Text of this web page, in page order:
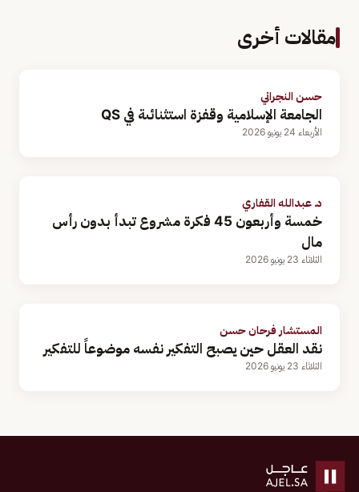
مقالات أخرى
حسن النجراني
الجامعة الإسلامية وقفزة استثنائىة في QS
الأربعاء 24 يونيو 2026
د. عبدالله القفاري
خمسة وأربعون 45 فكرة مشروع تبدأ بدون رأس
مال
الثلاثاء 23 يونيو 2026
المستشار فرحان حسن
نقد العقل حين يصبح التفكير نفسه موضوعاً للتفكير
الثلاثاء 23 يونيو 2026